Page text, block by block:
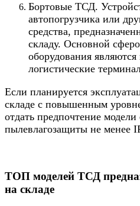
Бортовые ТСД.
автопогрузчика или
средства,
складу. Основной
оборудования
логистические
Если планируется
складе с повышенным
отдать предпочтение
пылевлагозащиты не менее
ТОП моделей ТСД
на складе